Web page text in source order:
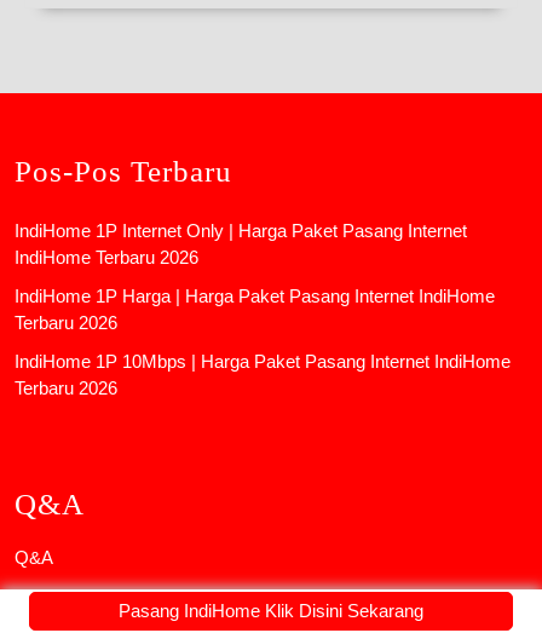
Pos-Pos Terbaru
IndiHome 1P Internet Only | Harga Paket Pasang Internet
IndiHome Terbaru 2026
IndiHome 1P Harga | Harga Paket Pasang Internet IndiHome
Terbaru 2026
IndiHome 1P 10Mbps | Harga Paket Pasang Internet IndiHome
Terbaru 2026
Q&A
Q&A
Q&A
Pasang IndiHome Klik Disini Sekarang